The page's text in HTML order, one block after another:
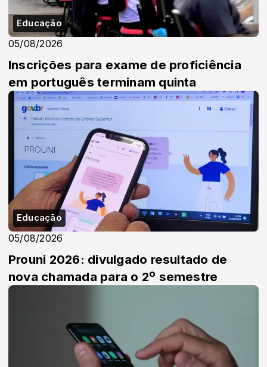
Educação
05/08/2026
Inscrições para exame de proficiência
em português terminam quinta
Educação
05/08/2026
Prouni 2026: divulgado resultado de
nova chamada para o 2º semestre